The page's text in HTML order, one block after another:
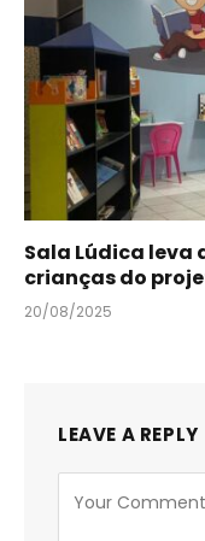
Sala Lúdica leva
crianças do
20/08/2025
LEAVE A REPLY